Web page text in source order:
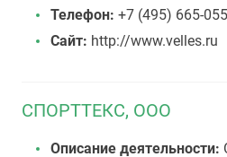
Телефон: +7 (495) 665-
Сайт: http://www.velles.ru
СПОРТТЕКС, ООО
Описание деятельности: